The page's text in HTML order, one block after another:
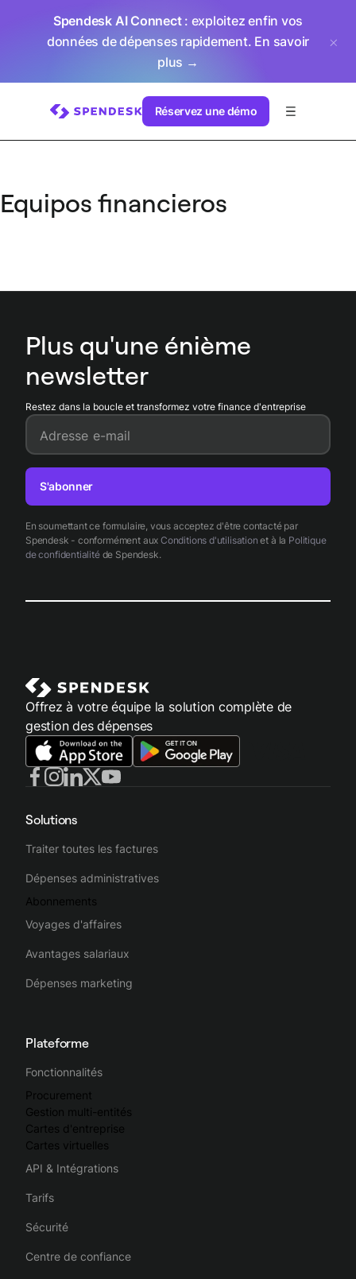
Spendesk AI Connect: exploitez enfin vos
données de dépenses rapidement. En savoir
plus →
Réservez une démo
Equipos financieros
Plus qu'une énième
newsletter
Restez dans la boucle et transformez votre finance d'entreprise
Adresse e-mail
En soumettant ce formulaire, vous acceptez d'être contacté par
Spendesk - conformément aux Conditions d'utilisation et à la Politique
de confidentialitéde Spendesk.
S'abonner
Offrez à votre équipe la solution complète de
gestion des dépenses
Solutions
Traiter toutes les factures
Dépenses administratives
Abonnements
Voyages d'affaires
Avantages salariaux
Dépenses marketing
Plateforme
Fonctionnalités
Procurement
Gestion multi-entités
Cartes d'entreprise
Cartes virtuelles
API & Intégrations
Tarifs
Sécurité
Centre de confiance